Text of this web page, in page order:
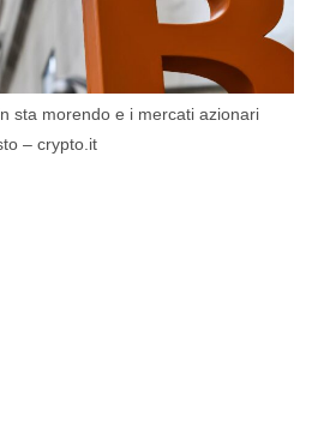
sta morendo e i mercati azionari
– crypto.it